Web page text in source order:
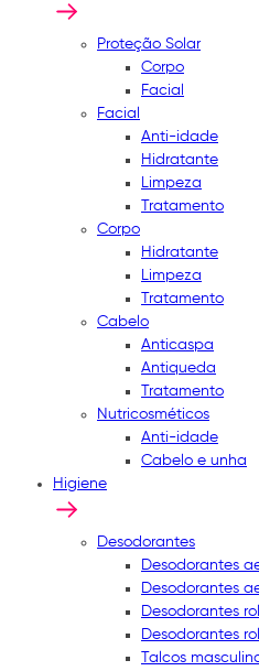
Proteção Solar
Corpo
Facial
Facial
Anti-idade
Hidratante
Limpeza
Tratamento
Corpo
Hidratante
Limpeza
Tratamento
Cabelo
Anticaspa
Antiqueda
Tratamento
Nutricosméticos
Anti-idade
Cabelo e unha
Higiene
Desodorantes
Desodorantes
Desodorantes
Desodorantes
Desodorantes
Talcos